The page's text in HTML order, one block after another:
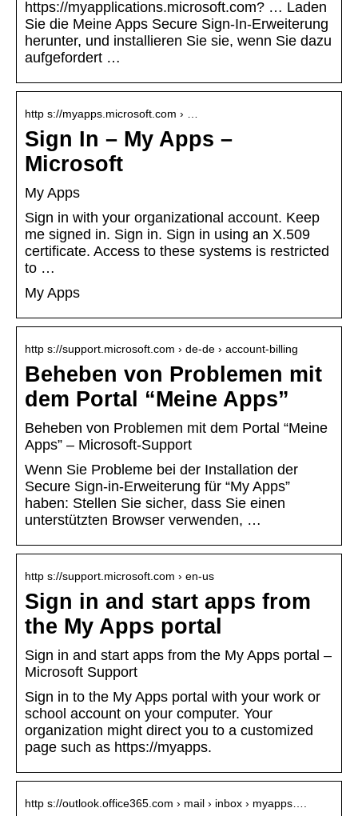
https://myapplications.microsoft.com? … Laden
Sie die Meine Apps Secure Sign-In-Erweiterung
herunter, und installieren Sie sie, wenn Sie dazu
aufgefordert …
http s://myapps.microsoft.com › …
Sign In – My Apps –
Microsoft
My Apps
Sign in with your organizational account. Keep
me signed in. Sign in. Sign in using an X.509
certificate. Access to these systems is restricted
to …
My Apps
http s://support.microsoft.com › de-de › account-billing
Beheben von Problemen mit
dem Portal “Meine Apps”
Beheben von Problemen mit dem Portal “Meine
Apps” – Microsoft-Support
Wenn Sie Probleme bei der Installation der
Secure Sign-in-Erweiterung für “My Apps”
haben: Stellen Sie sicher, dass Sie einen
unterstützten Browser verwenden, …
http s://support.microsoft.com › en-us
Sign in and start apps from
the My Apps portal
Sign in and start apps from the My Apps portal –
Microsoft Support
Sign in to the My Apps portal with your work or
school account on your computer. Your
organization might direct you to a customized
page such as https://myapps.
http s://outlook.office365.com › mail › inbox › myapps….